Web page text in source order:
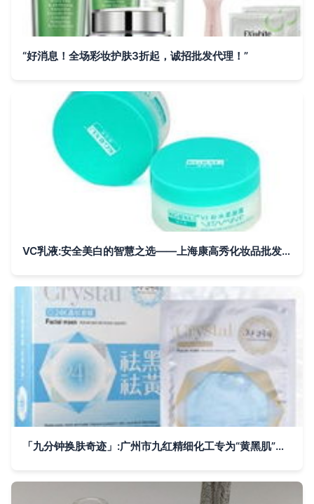
“好消息！全场彩妆护肤3折起，诚招批发代理！”
VC乳液:安全美白的智慧之选——上海康高秀化妆品批发解析
「九分钟换肤奇迹」:广州市九红精细化工专为“黄黑肌”逆袭而生的光彩法案